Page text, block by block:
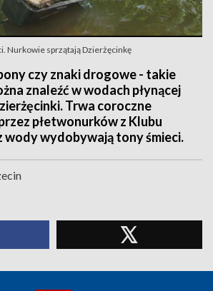
Nurkowie sprzątają Dzierżęcinkę
czy znaki drogowe - takie
znaleźć w wodach płynącej
Trwa coroczne
płetwonurków z Klubu
wody wydobywają tony śmieci.